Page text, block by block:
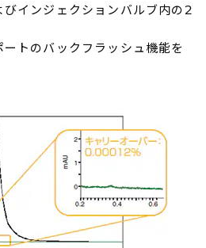
びインジェクションバルブ内の2
トのバックフラッシュ機能を